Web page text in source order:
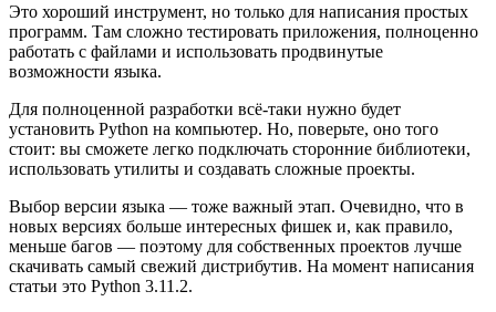
Это хороший инструмент, но только для написания простых
программ. Там сложно тестировать приложения, полноценно
работать с файлами и использовать продвинутые
возможности языка.
Для полноценной разработки всё-таки нужно будет
установить Python на компьютер. Но, поверьте, оно того
стоит: вы сможете легко подключать сторонние библиотеки,
использовать утилиты и создавать сложные проекты.
Выбор версии языка — тоже важный этап. Очевидно, что в
новых версиях больше интересных фишек и, как правило,
меньше багов — поэтому для собственных проектов лучше
скачивать самый свежий дистрибутив. На момент написания
статьи это Python 3.11.2.